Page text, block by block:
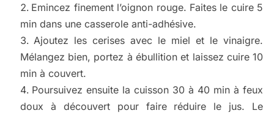
Emincez finement l’oignon rouge. Faites le cuire 5
min dans une casserole anti-adhésive.
Ajoutez les cerises avec le miel et le vinaigre.
Mélangez bien, portez à ébullition et laissez cuire 10
min à couvert.
Poursuivez ensuite la cuisson 30 à 40 min à feux
doux à découvert pour faire réduire le jus. Le